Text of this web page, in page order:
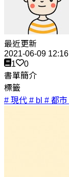
最近更新
2021-06-09 12:16
1
0
書單簡介
標籤
# 現代 # bl # 都市